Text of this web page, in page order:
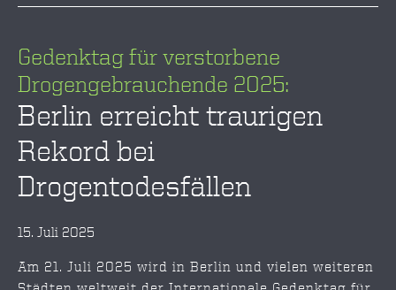
Gedenktag für verstorbene
Drogengebrauchende 2025:
Berlin erreicht traurigen
Rekord bei
Drogentodesfällen
15. Juli 2025
Am 21. Juli 2025 wird in Berlin und vielen weiteren